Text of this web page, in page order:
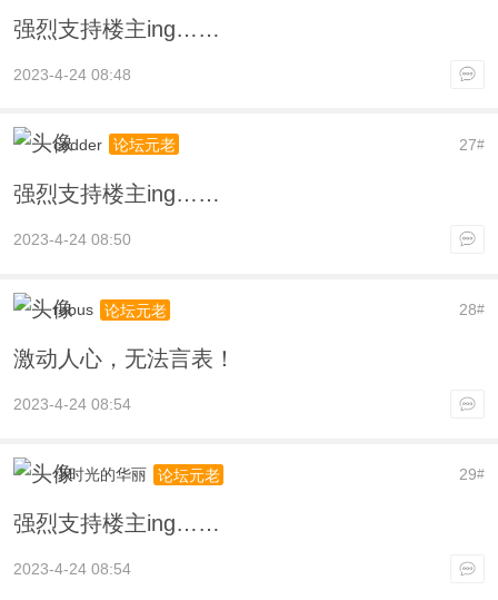
强烈支持楼主ing……
2023-4-24 08:48
27#
codder 论坛元老
强烈支持楼主ing……
2023-4-24 08:50
28#
rubus 论坛元老
激动人心，无法言表！
2023-4-24 08:54
29#
小时光的华丽 论坛元老
强烈支持楼主ing……
2023-4-24 08:54